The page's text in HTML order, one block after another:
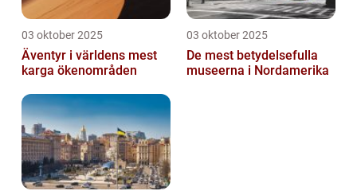
03 oktober 2025
Äventyr i världens mest
karga ökenområden
03 oktober 2025
De mest betydelsefulla
museerna i Nordamerika